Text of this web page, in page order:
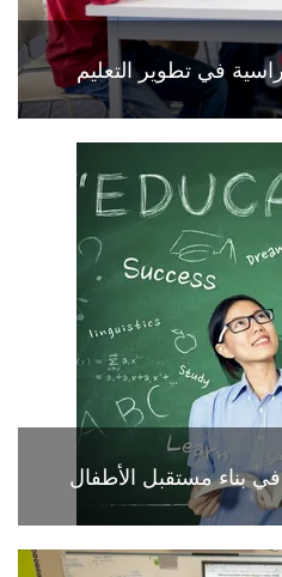
في تطوير التعليم
بناء مستقبل الأطفال